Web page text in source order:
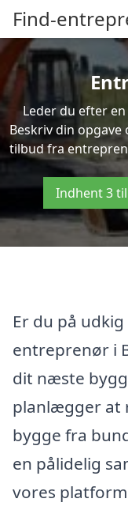
Find-
Leder du efter
Beskriv din
tilbud fra
Indhent 3
Er du på
entreprenør i
dit næste
planlægger at
bygge fra
en pålidelig
vores